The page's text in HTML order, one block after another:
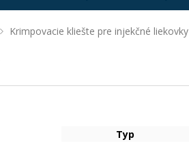
Krimpovacie kliešte pre injekčné liekovky
Typ